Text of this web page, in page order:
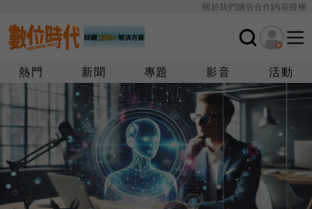
關於我們廣告合作內容授權
熱門 新聞 專題 影音 活動